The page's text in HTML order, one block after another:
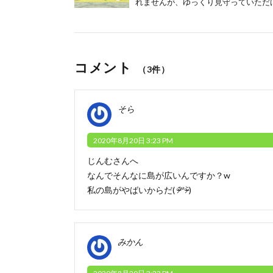
コメント （3件）
そら
2020年8月20日 3:23 PM
じんむさんへ
なんでそんなに島が広いんですか？‪w
私の島がやばいからだ( ᵒ̴̶̷᷄꒳ᵒ̴̶̷᷅ )
みかん